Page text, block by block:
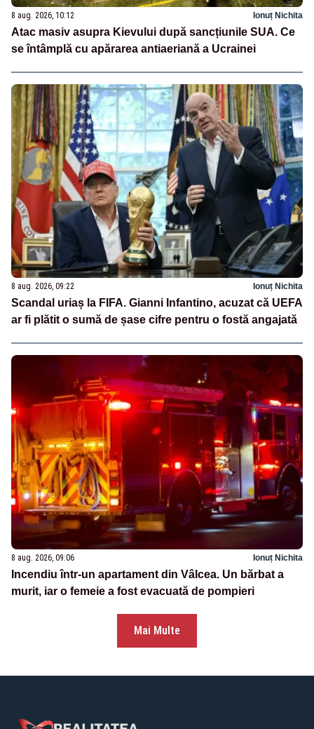
8 aug. 2026, 10:12 Ionuț Nichita
Atac masiv asupra Kievului după sancțiunile SUA. Ce
se întâmplă cu apărarea antiaeriană a Ucrainei
8 aug. 2026, 09:22 Ionuț Nichita
Scandal uriaș la FIFA. Gianni Infantino, acuzat că UEFA
ar fi plătit o sumă de șase cifre pentru o fostă angajată
8 aug. 2026, 09:06 Ionuț Nichita
Incendiu într-un apartament din Vâlcea. Un bărbat a
murit, iar o femeie a fost evacuată de pompieri
Mai Multe